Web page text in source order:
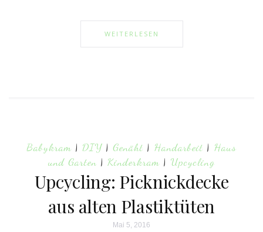
WEITERLESEN
Babykram | DIY | Genäht | Handarbeit | Haus
und Garten | Kinderkram | Upcycling
Upcycling: Picknickdecke
aus alten Plastiktüten
Mai 5, 2016